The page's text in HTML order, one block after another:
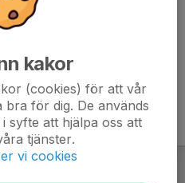
kakor
(cookies) för att vår
för dig. De används
syfte att hjälpa oss att
tjänster.
vi cookies